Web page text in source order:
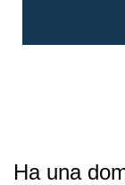
Ha una